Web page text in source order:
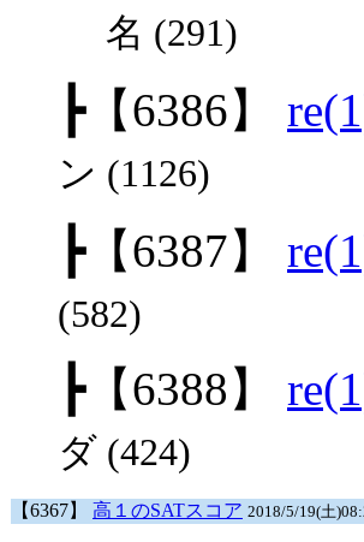
名 (291)
┣【6386】
ン (1126)
┣【6387】
(582)
┣【6388】
ダ (424)
【6367】 高１のSATスコア 2018/5/19(土